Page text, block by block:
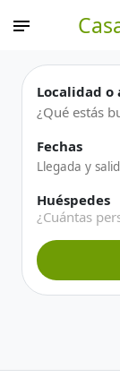
Localidad
Fechas
Huéspedes
¿Cuántas